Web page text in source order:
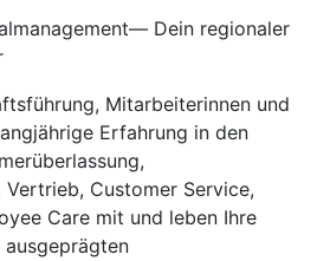
Dein regionaler
Mitarbeiterinnen und
Erfahrung in den
Customer Service,
Care mit und leben Ihre